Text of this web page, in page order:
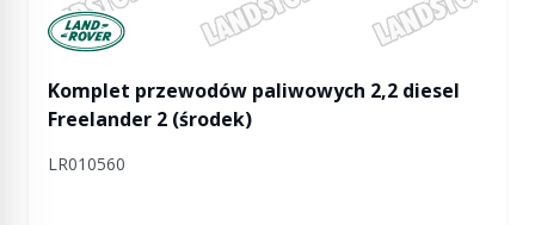
Manufactured by Land rover
Komplet przewodów paliwowych 2,2 diesel
Freelander 2 (środek)
LR010560